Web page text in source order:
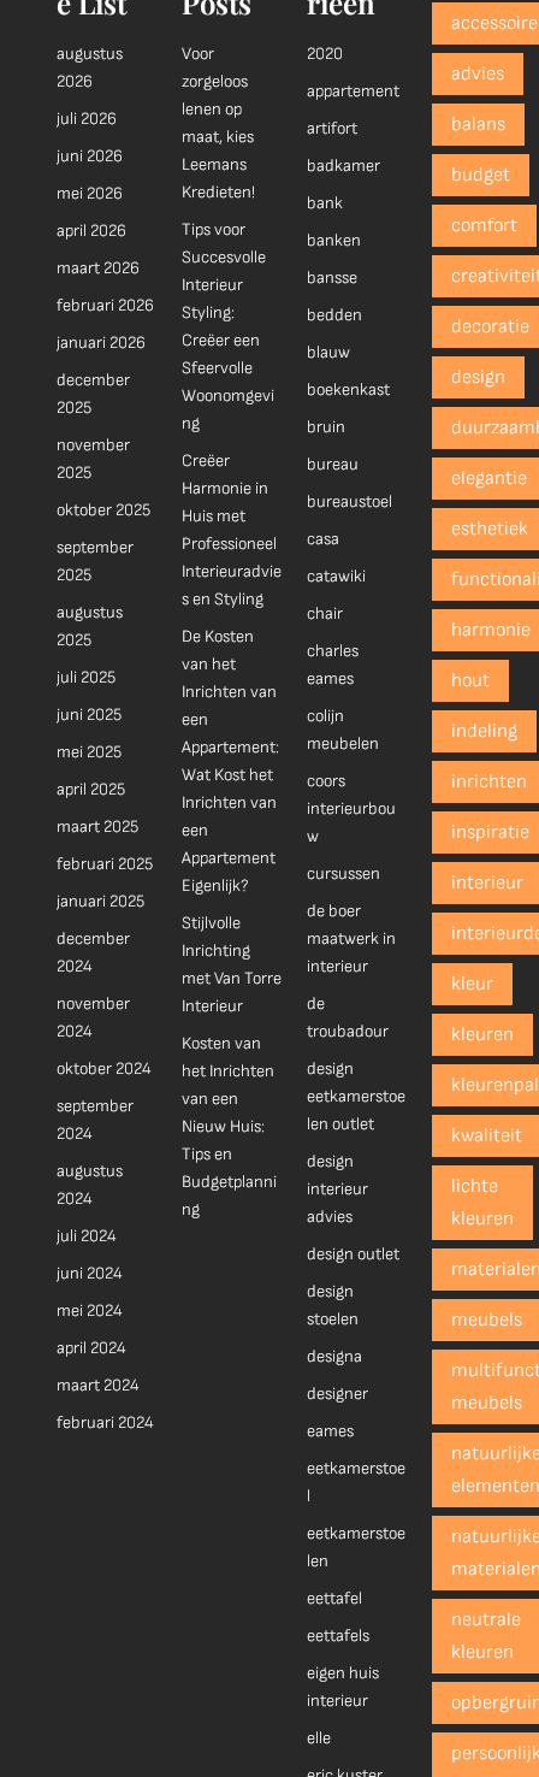
augustus
2026
juli 2026
juni 2026
mei 2026
april 2026
maart 2026
februari 2026
januari 2026
december
2025
november
2025
oktober 2025
september
2025
augustus
2025
juli 2025
juni 2025
mei 2025
april 2025
maart 2025
februari 2025
januari 2025
december
2024
november
2024
oktober 2024
september
2024
augustus
2024
juli 2024
juni 2024
mei 2024
april 2024
maart 2024
februari 2024
Voor
zorgeloos
lenen op
maat, kies
Leemans
Kredieten!
Tips voor
Succesvolle
Interieur
Styling:
Creëer een
Sfeervolle
Woonomgevi
ng
Creëer
Harmonie in
Huis met
Professioneel
Interieuradvie
s en Styling
De Kosten
van het
Inrichten van
een
Appartement:
Wat Kost het
Inrichten van
een
Appartement
Eigenlijk?
Stijlvolle
Inrichting
met Van Torre
Interieur
Kosten van
het Inrichten
van een
Nieuw Huis:
Tips en
Budgetplanni
ng
2020
appartement
artifort
badkamer
bank
banken
bansse
bedden
blauw
boekenkast
bruin
bureau
bureaustoel
casa
catawiki
chair
charles
eames
colijn
meubelen
coors
interieurbou
w
cursussen
de boer
maatwerk in
interieur
de
troubadour
design
eetkamerstoe
len outlet
design
interieur
advies
design outlet
design
stoelen
designa
designer
eames
eetkamerstoe
l
eetkamerstoe
len
eettafel
eettafels
eigen huis
interieur
elle
advies
balans
budget
comfort
decoratie
design
elegantie
esthetiek
harmonie
hout
indeling
inrichten
inspiratie
interieur
kleur
kleuren
kwaliteit
lichte
kleuren
meubels
meubels
neutrale
kleuren